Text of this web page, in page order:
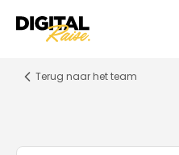
Terug naar het team